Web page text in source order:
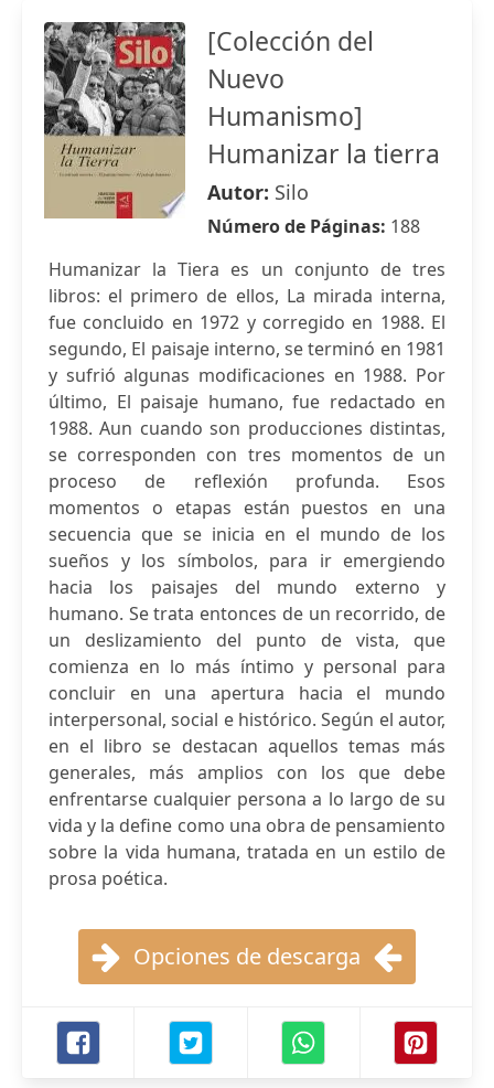
[Colección del
Nuevo
Humanismo]
Humanizar la tierra
Autor: Silo
Número de Páginas: 188
Humanizar la Tiera es un conjunto de tres
libros: el primero de ellos, La mirada interna,
fue concluido en 1972 y corregido en 1988. El
segundo, El paisaje interno, se terminó en 1981
y sufrió algunas modificaciones en 1988. Por
último, El paisaje humano, fue redactado en
1988. Aun cuando son producciones distintas,
se corresponden con tres momentos de un
proceso de reflexión profunda. Esos
momentos o etapas están puestos en una
secuencia que se inicia en el mundo de los
sueños y los símbolos, para ir emergiendo
hacia los paisajes del mundo externo y
humano. Se trata entonces de un recorrido, de
un deslizamiento del punto de vista, que
comienza en lo más íntimo y personal para
concluir en una apertura hacia el mundo
interpersonal, social e histórico. Según el autor,
en el libro se destacan aquellos temas más
generales, más amplios con los que debe
enfrentarse cualquier persona a lo largo de su
vida y la define como una obra de pensamiento
sobre la vida humana, tratada en un estilo de
prosa poética.
Opciones de descarga